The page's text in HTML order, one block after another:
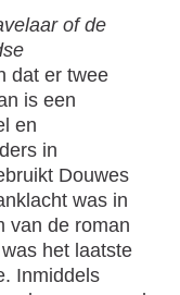
of de
dat er twee
is een
en
in
Douwes
was in
van de roman
het laatste
Inmiddels